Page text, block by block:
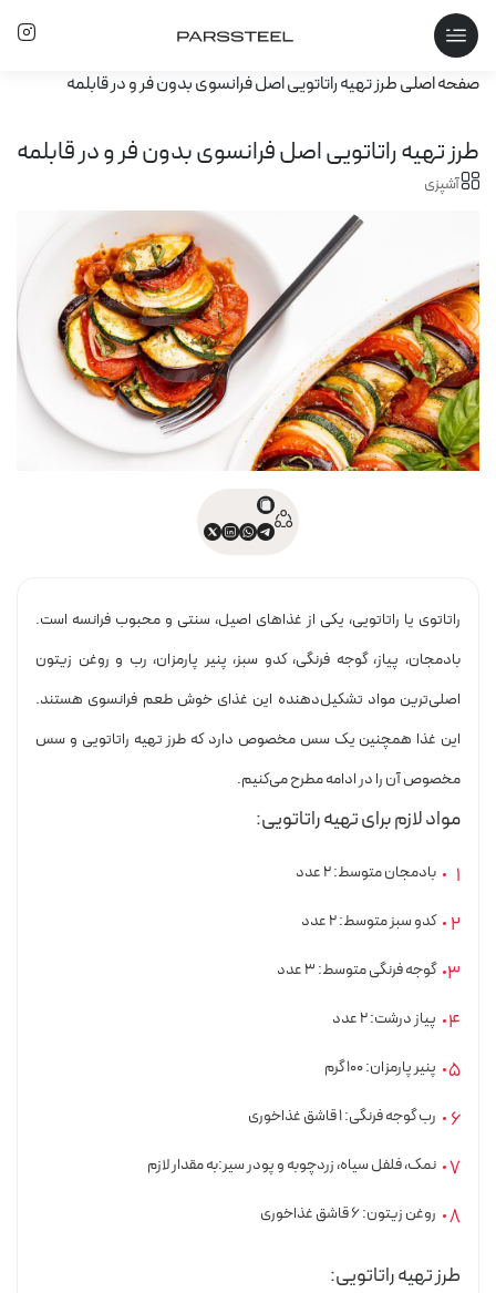
صفحه اصلیطرز تهیه راتاتویی اصل فرانسوی بدون فر و در قابلمه
طرز تهیه راتاتویی اصل فرانسوی بدون فر و در قابلمه
آشپزی
راتاتوی یا راتاتویی، یکی از غذاهای اصیل، سنتی و محبوب فرانسه است.
بادمجان، پیاز، گوجه فرنگی، کدو سبز، پنیر پارمزان، رب و روغن زیتون
اصلی‌ترین مواد تشکیل‌دهنده این غذای خوش طعم فرانسوی هستند.
این غذا همچنین یک سس مخصوص دارد که طرز تهیه راتاتویی و سس
مخصوص آن را در ادامه مطرح می‌کنیم.
مواد لازم برای تهیه راتاتویی:
بادمجان متوسط: 2 عدد
کدو سبز متوسط: 2 عدد
گوجه فرنگی متوسط: 3 عدد
پیاز درشت: ۲ عدد
پنیر پارمزان: 100 گرم
رب گوجه فرنگی: 1 قاشق غذاخوری
نمک، فلفل سیاه، زردچوبه و پودر سیر:به مقدار لازم
روغن زیتون: 6 قاشق غذاخوری
طرز تهیه راتاتویی: